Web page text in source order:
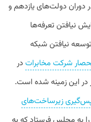
دولت‌های یازدهم و
نیافتن تعرفه‌ها
نیافتن شبکه
شرکت مخابرات در
در این زمینه شده است.
زیرساخت‌های